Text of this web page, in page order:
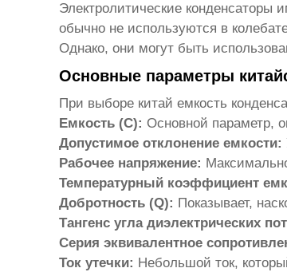
Электролитические
обычно не используются в
Однако, они могут быть
Основные параметры
При выборе китай емкость
Емкость (C): Основной параметр,
Допустимое отклонение емкости:
Рабочее напряжение:
Температурный коэффициент
Добротность (Q): Показывает,
Тангенс угла диэлектрических
Серия эквивалентное
Ток утечки: Небольшой ток,